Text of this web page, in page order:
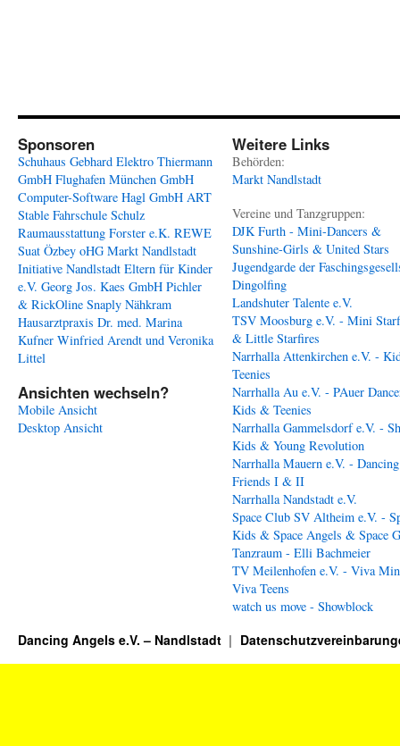
Sponsoren
Schuhaus Gebhard Elektro Thiermann
GmbH Flughafen München GmbH
Computer-Software Hagl GmbH ART
Stable Fahrschule Schulz
Raumausstattung Forster e.K. REWE
Suat Özbey oHG Markt Nandlstadt
Initiative Nandlstadt Eltern für Kinder
e.V. Georg Jos. Kaes GmbH Pichler
& RickOline Snaply Nähkram
Hausarztpraxis Dr. med. Marina
Kufner Winfried Arendt und Veronika
Littel
Ansichten wechseln?
Mobile Ansicht
Desktop Ansicht
Weitere Links
Behörden:
Markt Nandlstadt
Vereine und Tanzgruppen:
DJK Furth - Mini-Dancers &
Sunshine-Girls & United Stars
Jugendgarde der
Dingolfing
Landshuter Talente e.V.
TSV Moosburg e.V. - Mini
& Little Starfires
Narrhalla Attenkirchen e.V. -
Teenies
Narrhalla Au e.V. - PAuer
Kids & Teenies
Narrhalla Gammelsdorf e.V. -
Kids & Young Revolution
Narrhalla Mauern e.V. - Dancing
Friends I & II
Narrhalla Nandstadt e.V.
Space Club SV Altheim e.V. -
Kids & Space Angels & Space
Tanzraum - Elli Bachmeier
TV Meilenhofen e.V. - Viva
Viva Teens
watch us move - Showblock
Dancing Angels e.V. – Nandlstadt